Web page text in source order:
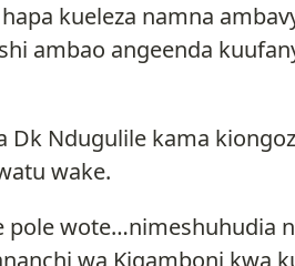
kueleza namna
ambao angeenda
Ndugulile kama
wake.
pole wote…nimeshuhudia